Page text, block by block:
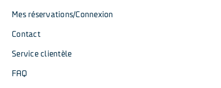
Mes réservations/Connexion
Contact
Service clientèle
FAQ